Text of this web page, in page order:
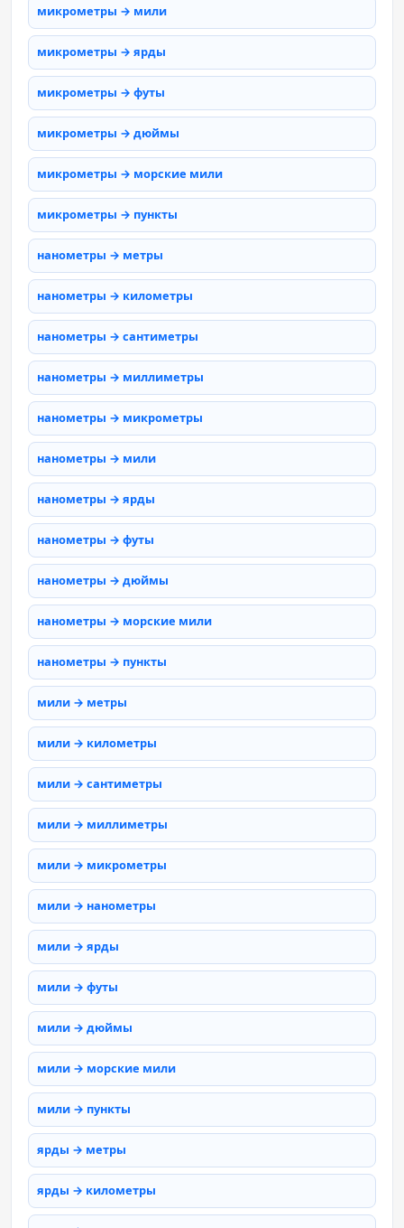
микрометры → мили
микрометры → ярды
микрометры → футы
микрометры → дюймы
микрометры → морские мили
микрометры → пункты
нанометры → метры
нанометры → километры
нанометры → сантиметры
нанометры → миллиметры
нанометры → микрометры
нанометры → мили
нанометры → ярды
нанометры → футы
нанометры → дюймы
нанометры → морские мили
нанометры → пункты
мили → метры
мили → километры
мили → сантиметры
мили → миллиметры
мили → микрометры
мили → нанометры
мили → ярды
мили → футы
мили → дюймы
мили → морские мили
мили → пункты
ярды → метры
ярды → километры